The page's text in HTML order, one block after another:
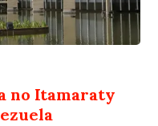
no Itamaraty